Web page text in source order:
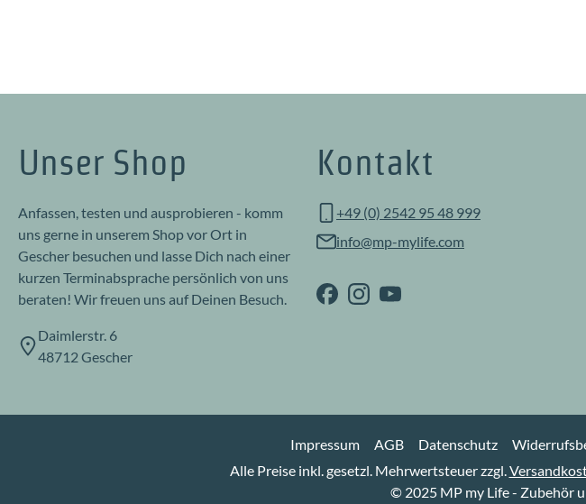
Unser Shop
Anfassen, testen und ausprobieren - komm
uns gerne in unserem Shop vor Ort in
Gescher besuchen und lasse Dich nach einer
kurzen Terminabsprache persönlich von uns
beraten! Wir freuen uns auf Deinen Besuch.
Daimlerstr. 6
48712 Gescher
Kontakt
+49 (0) 2542 95 48 999
info@mp-mylife.com
Impressum AGB Datenschutz
Alle Preise inkl. gesetzl. Mehrwertsteuer zzgl.
© 2025 MP my Life - Zubehör